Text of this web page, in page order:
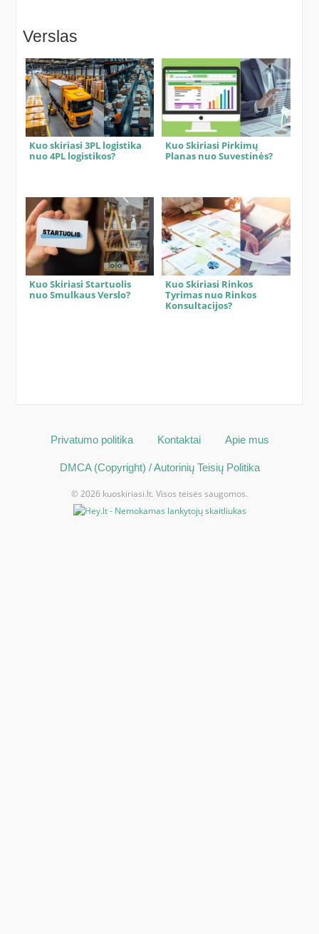
Verslas
Kuo skiriasi 3PL logistika
nuo 4PL logistikos?
Kuo Skiriasi Pirkimų
Planas nuo Suvestinės?
Kuo Skiriasi Startuolis
nuo Smulkaus Verslo?
Kuo Skiriasi Rinkos
Tyrimas nuo Rinkos
Konsultacijos?
Privatumo politika Kontaktai Apie mus
DMCA (Copyright) / Autorinių Teisių Politika
© 2026 kuoskiriasi.lt. Visos teisės saugomos.